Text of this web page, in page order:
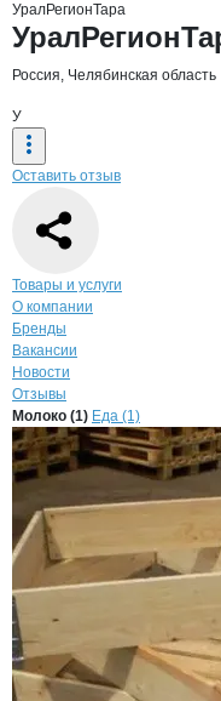
УралРегионТара
Основная
Россия, Челябинская область
У
Оставить отзыв
Навигация по
Товары и услуги
О компании
Бренды
Вакансии
Новости
Отзывы
Продукция
Навигация по
Молоко (1) Еда (1)